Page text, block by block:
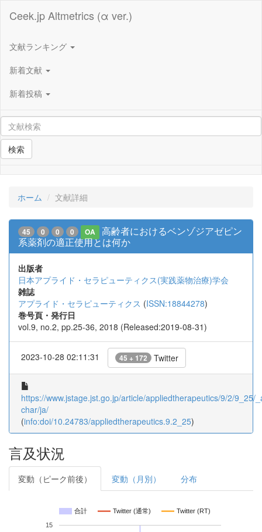
Ceek.jp Altmetrics (α ver.)
文献ランキング
新着文献
新着投稿
検索
ホーム 文献詳細
45 0 0 0 OA
高齢者におけるベンゾジアゼピン
系薬剤の適正使用とは何か
出版者
日本アプライド・セラピューティクス(実践薬物治療)学会
雑誌
アプライド・セラピューティクス (ISSN:18844278)
巻号頁・発行日
vol.9, no.2, pp.25-36, 2018 (Released:2019-08-31)
2023-10-28 02:11:31 45 + 172 Twitter
https://www.jstage.jst.go.jp/article/appliedtherapeutics/9/2/9_25/
char/ja/
(info:doi/10.24783/appliedtherapeutics.9.2_25)
言及状況
変動（ピーク前後） 変動（月別） 分布
合計 Twitter (通常) Twitter (RT)
15